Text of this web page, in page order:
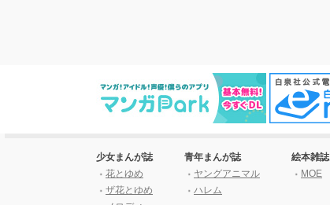
少女まんが誌
花とゆめ
ザ花とゆめ
青年まんが誌
ヤングアニマル
ハレム
絵本雑誌
MOE